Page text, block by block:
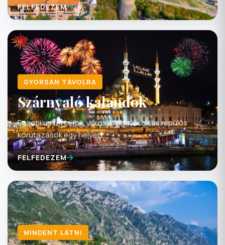
FELFEDEZEM
GYORSAN TÁVOLRA
Szárnyaló kalandok
Egzotikus úti célok, városlátogatások és repülős
körutazások egy helyen.
FELFEDEZEM
MINDENT LÁTNI